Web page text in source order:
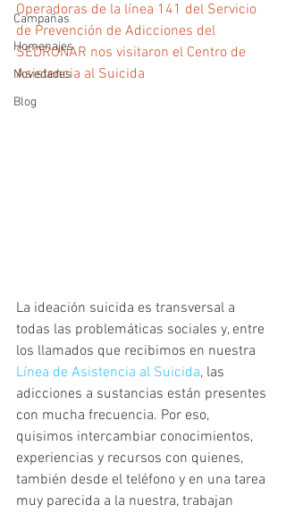
Campañas
Homenajes
Novedades
Blog
Operadoras de la línea 141 del Servicio
de Prevención de Adicciones del
SEDRONAR nos visitaron el Centro de
Asistencia al Suicida
La ideación suicida es transversal a
todas las problemáticas sociales y, entre
los llamados que recibimos en nuestra
Línea de Asistencia al Suicida, las
adicciones a sustancias están presentes
con mucha frecuencia. Por eso,
quisimos intercambiar conocimientos,
experiencias y recursos con quienes,
también desde el teléfono y en una tarea
muy parecida a la nuestra, trabajan